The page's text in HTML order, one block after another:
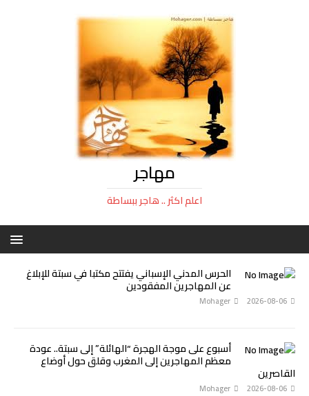
مهاجر
اعلم اكثر .. هاجر ببساطة
الحرس المدني الإسباني يفتتح مكتبا في سبتة للإبلاغ
عن المهاجرين المفقودين
2026-08-06
Mohager
أسبوع على موجة الهجرة “الهائلة” إلى سبتة.. عودة
معظم المهاجرين إلى المغرب وقلق حول أوضاع
القاصرين
2026-08-06
Mohager